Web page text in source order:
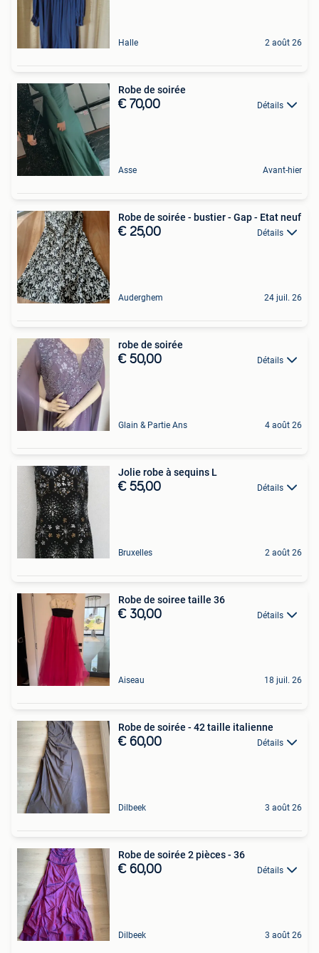
Halle 2 août 26
Robe de soirée
€ 70,00 Détails
Asse Avant-hier
Robe de soirée - bustier - Gap - Etat neuf
€ 25,00 Détails
Auderghem 24 juil. 26
robe de soirée
€ 50,00 Détails
Glain & Partie Ans 4 août 26
Jolie robe à sequins L
€ 55,00 Détails
Bruxelles 2 août 26
Robe de soiree taille 36
€ 30,00 Détails
Aiseau 18 juil. 26
Robe de soirée - 42 taille italienne
€ 60,00 Détails
Dilbeek 3 août 26
Robe de soirée 2 pièces - 36
€ 60,00 Détails
Dilbeek 3 août 26